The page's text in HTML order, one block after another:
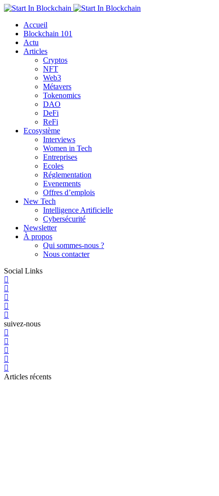
Accueil
Blockchain 101
Actu
Articles
Cryptos
NFT
Web3
Métavers
Tokenomics
DAO
DeFi
ReFi
Ecosystème
Interviews
Women in Tech
Entreprises
Ecoles
Réglementation
Evenements
Offres d’emplois
New Tech
Intelligence Artificielle
Cybersécurité
Newsletter
À propos
Qui sommes-nous ?
Nous contacter
Social Links
suivez-nous
Articles récents